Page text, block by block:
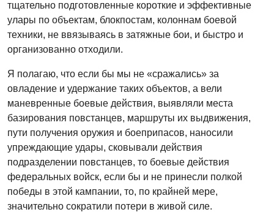
тщательно подготовленные короткие и эффективные
улары по объектам, блокпостам, колоннам боевой
техники, не ввязываясь в затяжные бои, и быстро и
организованно отходили.
Я полагаю, что если бы мы не «сражались» за
овладение и удержание таких объектов, а вели
маневренные боевые действия, выявляли места
базирования повстанцев, маршруты их выдвижения,
пути получения оружия и боеприпасов, наносили
упреждающие удары, сковывали действия
подразделении повстанцев, то боевые действия
федеральных войск, если бы и не принесли полкой
победы в этой кампании, то, по крайней мере,
значительно сократили потери в живой силе.